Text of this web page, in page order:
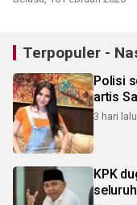
Terpopuler -
Polisi
artis
3 hari lalu
KPK